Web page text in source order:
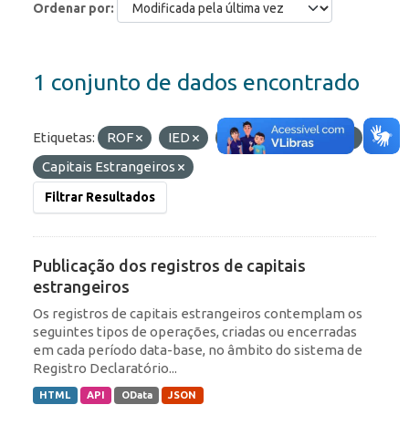
Ordenar por
1 conjunto de dados encontrado
Etiquetas: ROF IED Portfólio
RDE
Capitais Estrangeiros
Filtrar Resultados
Publicação dos registros de capitais
estrangeiros
Os registros de capitais estrangeiros contemplam os
seguintes tipos de operações, criadas ou encerradas
em cada período data-base, no âmbito do sistema de
Registro Declaratório...
HTML API OData JSON